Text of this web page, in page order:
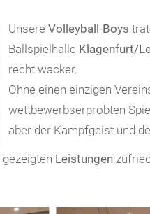
Unsere Volleyball-Boys
Ballspielhalle Klagenfurt/
recht wacker.
Ohne einen einzigen
wettbewerbserprobten
aber der Kampfgeist und
Leistungen